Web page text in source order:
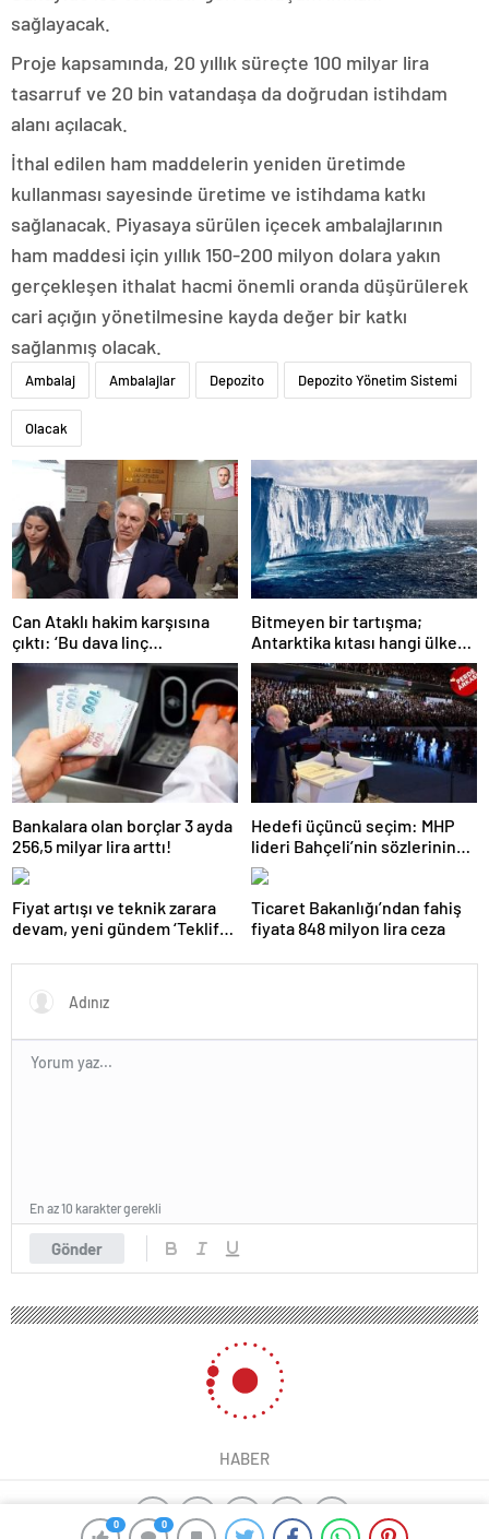
0 0
sağlayacak.
Proje kapsamında, 20 yıllık süreçte 100 milyar lira
tasarruf ve 20 bin vatandaşa da doğrudan istihdam
alanı açılacak.
İthal edilen ham maddelerin yeniden üretimde
kullanması sayesinde üretime ve istihdama katkı
sağlanacak. Piyasaya sürülen içecek ambalajlarının
ham maddesi için yıllık 150-200 milyon dolara yakın
gerçekleşen ithalat hacmi önemli oranda düşürülerek
cari açığın yönetilmesine kayda değer bir katkı
sağlanmış olacak.
Ambalaj Ambalajlar Depozito Depozito Yönetim Sistemi
Olacak
Can Ataklı hakim karşısına
çıktı: ‘Bu dava linç
kampanyasının bir sonucu’
Bitmeyen bir tartışma;
Antarktika kıtası hangi ülkeye
ait?
Bankalara olan borçlar 3 ayda
256,5 milyar lira arttı!
Hedefi üçüncü seçim: MHP
lideri Bahçeli’nin sözlerinin
gerisinde ‘erken seçim
formülü’ yattığı konuşuluyor
Fiyat artışı ve teknik zarara
devam, yeni gündem ‘Teklif
çok!
Ticaret Bakanlığı’ndan fahiş
fiyata 848 milyon lira ceza
Gönder
En az 10 karakter gerekli
HABER